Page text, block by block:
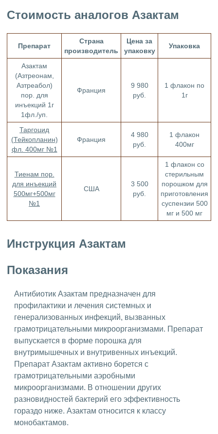
Стоимость аналогов Азактам
Препарат
Страна
производитель
Цена за
упаковку
Упаковка
Азактам
(Азтреонам,
Азтреабол)
пор. для
инъекций 1г
1фл./уп.
Франция
9 980
руб.
1 флакон по
1г
Таргоцид
(Тейкопланин)
фл. 400мг №1
Франция
4 980
руб.
1 флакон
400мг
Тиенам пор.
для инъекций
500мг+500мг
№1
США
3 500
руб.
1 флакон со
стерильным
порошком для
приготовления
суспензии 500
мг и 500 мг
Инструкция Азактам
Показания
Антибиотик Азактам предназначен для
профилактики и лечения системных и
генерализованных инфекций, вызванных
грамотрицательными микроорганизмами. Препарат
выпускается в форме порошка для
внутримышечных и внутривенных инъекций.
Препарат Азактам активно борется с
грамотрицательными аэробными
микроорганизмами. В отношении других
разновидностей бактерий его эффективность
гораздо ниже. Азактам относится к классу
монобактамов.